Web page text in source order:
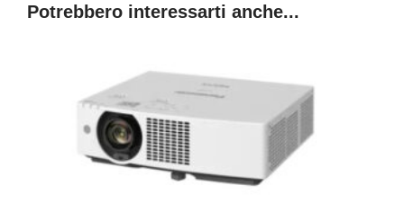
Potrebbero interessarti anche...